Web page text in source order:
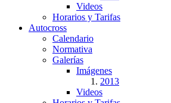
Videos
Horarios y Tarifas
Autocross
Calendario
Normativa
Galerías
Imágenes
2013
Videos